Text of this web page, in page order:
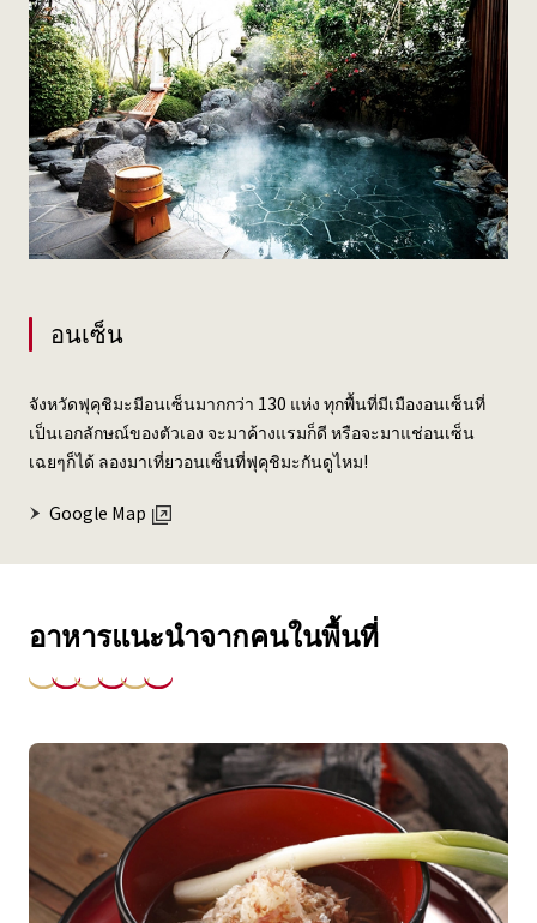
อนเซ็น
จังหวัดฟุคุชิมะมีอนเซ็นมากกว่า 130 แห่ง ทุกพื้นที่มีเมืองอนเซ็นที่
เป็นเอกลักษณ์ของตัวเอง จะมาค้างแรมก็ดี หรือจะมาแช่อนเซ็น
เฉยๆก็ได้ ลองมาเที่ยวอนเซ็นที่ฟุคุชิมะกันดูไหม!
Google Map
อาหารแนะนำจากคนในพื้นที่